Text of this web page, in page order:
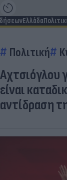
Ελλάδα
Πολιτική
Αχτσιόγλου
είναι
αντίδραση